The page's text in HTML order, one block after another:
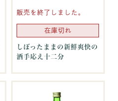
販売を終了しました。
在庫切れ
しぼったままの新鮮爽快の
酒手応え十二分